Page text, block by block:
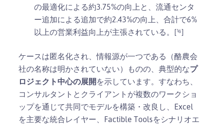
の最適化による約3.75%の向上と、流通センタ
ー追加による追加で約2.43%の向上、合計で6%
以上の営業利益向上が主張されている。[¹⁶]
ケースは匿名化され、情報源が一つである（酪農会
社の名称は明かされていない）ものの、典型的なプ
ロジェクト中心の展開 を示しています。すなわち、
コンサルタントとクライアントが複数のワークショ
ップを通じて共同でモデルを構築・改良し、Excel
を主要な統合レイヤー、Factible Toolsをシナリオエ